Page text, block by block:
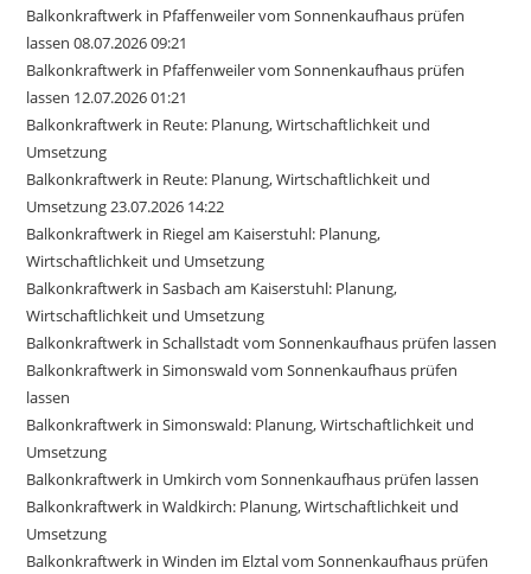
Balkonkraftwerk in Pfaffenweiler vom Sonnenkaufhaus prüfen
lassen 08.07.2026 09:21
Balkonkraftwerk in Pfaffenweiler vom Sonnenkaufhaus prüfen
lassen 12.07.2026 01:21
Balkonkraftwerk in Reute: Planung, Wirtschaftlichkeit und
Umsetzung
Balkonkraftwerk in Reute: Planung, Wirtschaftlichkeit und
Umsetzung 23.07.2026 14:22
Balkonkraftwerk in Riegel am Kaiserstuhl: Planung,
Wirtschaftlichkeit und Umsetzung
Balkonkraftwerk in Sasbach am Kaiserstuhl: Planung,
Wirtschaftlichkeit und Umsetzung
Balkonkraftwerk in Schallstadt vom Sonnenkaufhaus prüfen lassen
Balkonkraftwerk in Simonswald vom Sonnenkaufhaus prüfen
lassen
Balkonkraftwerk in Simonswald: Planung, Wirtschaftlichkeit und
Umsetzung
Balkonkraftwerk in Umkirch vom Sonnenkaufhaus prüfen lassen
Balkonkraftwerk in Waldkirch: Planung, Wirtschaftlichkeit und
Umsetzung
Balkonkraftwerk in Winden im Elztal vom Sonnenkaufhaus prüfen